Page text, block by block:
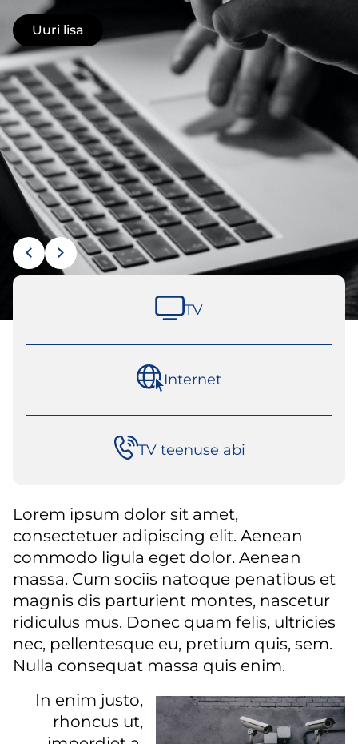
Uuri lisa
TV
Internet
TV teenuse abi
Lorem ipsum dolor sit amet,
consectetuer adipiscing elit. Aenean
commodo ligula eget dolor. Aenean
massa. Cum sociis natoque penatibus et
magnis dis parturient montes, nascetur
ridiculus mus. Donec quam felis, ultricies
nec, pellentesque eu, pretium quis, sem.
Nulla consequat massa quis enim.
In enim justo,
rhoncus ut,